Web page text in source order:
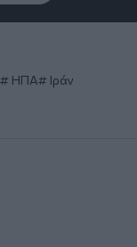
ΗΠΑ Ιράν